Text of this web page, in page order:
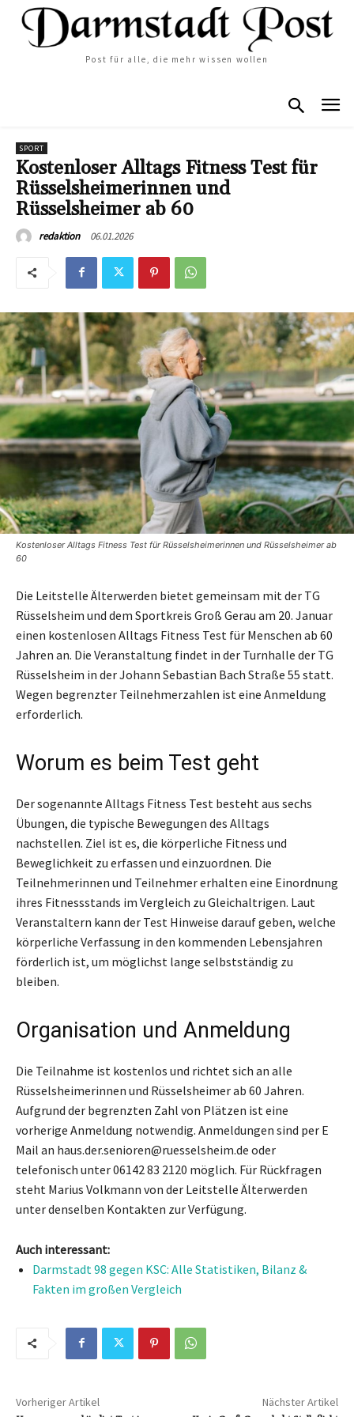
Post für alle, die mehr wissen wollen
SPORT
Kostenloser Alltags Fitness Test für
Rüsselsheimerinnen und
Rüsselsheimer ab 60
redaktion 06.01.2026
Kostenloser Alltags Fitness Test für Rüsselsheimerinnen und Rüsselsheimer ab
60
Die Leitstelle Älterwerden bietet gemeinsam mit der TG
Rüsselsheim und dem Sportkreis Groß Gerau am 20. Januar
einen kostenlosen Alltags Fitness Test für Menschen ab 60
Jahren an. Die Veranstaltung findet in der Turnhalle der TG
Rüsselsheim in der Johann Sebastian Bach Straße 55 statt.
Wegen begrenzter Teilnehmerzahlen ist eine Anmeldung
erforderlich.
Worum es beim Test geht
Der sogenannte Alltags Fitness Test besteht aus sechs
Übungen, die typische Bewegungen des Alltags
nachstellen. Ziel ist es, die körperliche Fitness und
Beweglichkeit zu erfassen und einzuordnen. Die
Teilnehmerinnen und Teilnehmer erhalten eine Einordnung
ihres Fitnessstands im Vergleich zu Gleichaltrigen. Laut
Veranstaltern kann der Test Hinweise darauf geben, welche
körperliche Verfassung in den kommenden Lebensjahren
förderlich ist, um möglichst lange selbstständig zu
bleiben.
Organisation und Anmeldung
Die Teilnahme ist kostenlos und richtet sich an alle
Rüsselsheimerinnen und Rüsselsheimer ab 60 Jahren.
Aufgrund der begrenzten Zahl von Plätzen ist eine
vorherige Anmeldung notwendig. Anmeldungen sind per E
Mail an haus.der.senioren@ruesselsheim.de oder
telefonisch unter 06142 83 2120 möglich. Für Rückfragen
steht Marius Volkmann von der Leitstelle Älterwerden
unter denselben Kontakten zur Verfügung.
Auch interessant:
Darmstadt 98 gegen KSC: Alle Statistiken, Bilanz &
Fakten im großen Vergleich
Vorheriger Artikel Nächster Artikel